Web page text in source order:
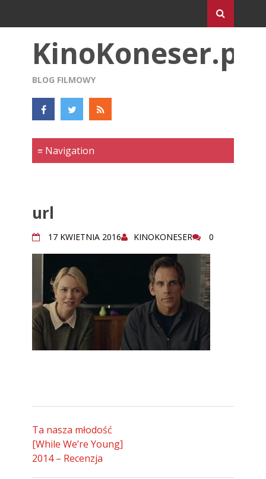
KinoKoneser.pl
BLOG FILMOWY
url
17 KWIETNIA 2016 KINOKONESER 0
Ta nasza młodość
[While We’re Young]
2014 – Recenzja